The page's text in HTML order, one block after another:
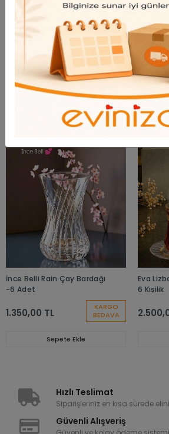
Taksit Seçenekleri
Bu ürün için henüz yorum
Yorum Yap
Benzer Ürünler
Bu ürünü inceleyen kullanıcılar
KARGO
BEDAVA
İnce Belli Rain Çay Bardağı
-6 Adet
1.350,00 TL
Sepete Ekle
Eva
6 Kişilik
Hızlı Teslimat
Siparişleriniz en kısa sürede
Güvenli Alışveriş